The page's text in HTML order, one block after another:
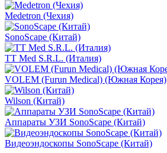
Medetron (Чехия)
SonoScape (Китай)
TT Med S.R.L. (Италия)
VOLEM (Furun Medical) (Южная Корея)
Wilson (Китай)
Аппараты УЗИ SonoScape (Китай)
Видеоэндоскопы SonoScape (Китай)